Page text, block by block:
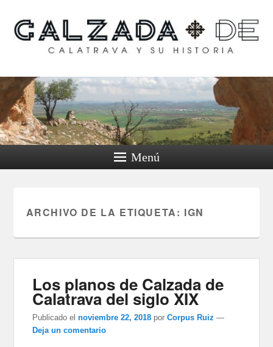
Calzada de Calatrava y
su historia
Menú
ARCHIVO DE LA ETIQUETA: IGN
Los planos de Calzada de
Calatrava del siglo XIX
Publicado el noviembre 22, 2018 porCorpus Ruiz —
Deja un comentario